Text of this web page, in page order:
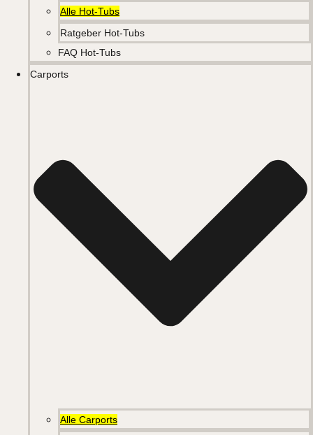
Alle Hot-Tubs
Ratgeber Hot-Tubs
FAQ Hot-Tubs
Carports
Alle Carports